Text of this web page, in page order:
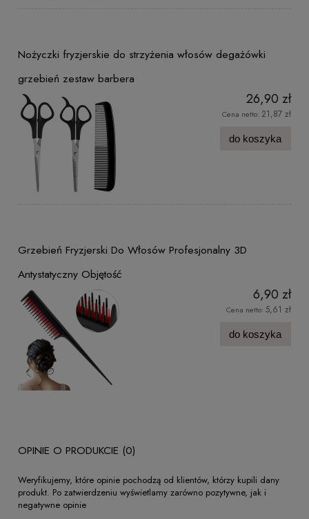
Nożyczki fryzjerskie do strzyżenia włosów degażówki
grzebień zestaw barbera
26,90 zł
Cena netto: 21,87 zł
do koszyka
Grzebień Fryzjerski Do Włosów Profesjonalny 3D
Antystatyczny Objętość
6,90 zł
Cena netto: 5,61 zł
do koszyka
OPINIE O PRODUKCIE (0)
Weryfikujemy, które opinie pochodzą od klientów, którzy kupili dany
produkt. Po zatwierdzeniu wyświetlamy zarówno pozytywne, jak i
negatywne opinie